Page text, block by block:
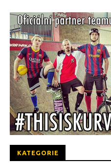
KATEGORIE